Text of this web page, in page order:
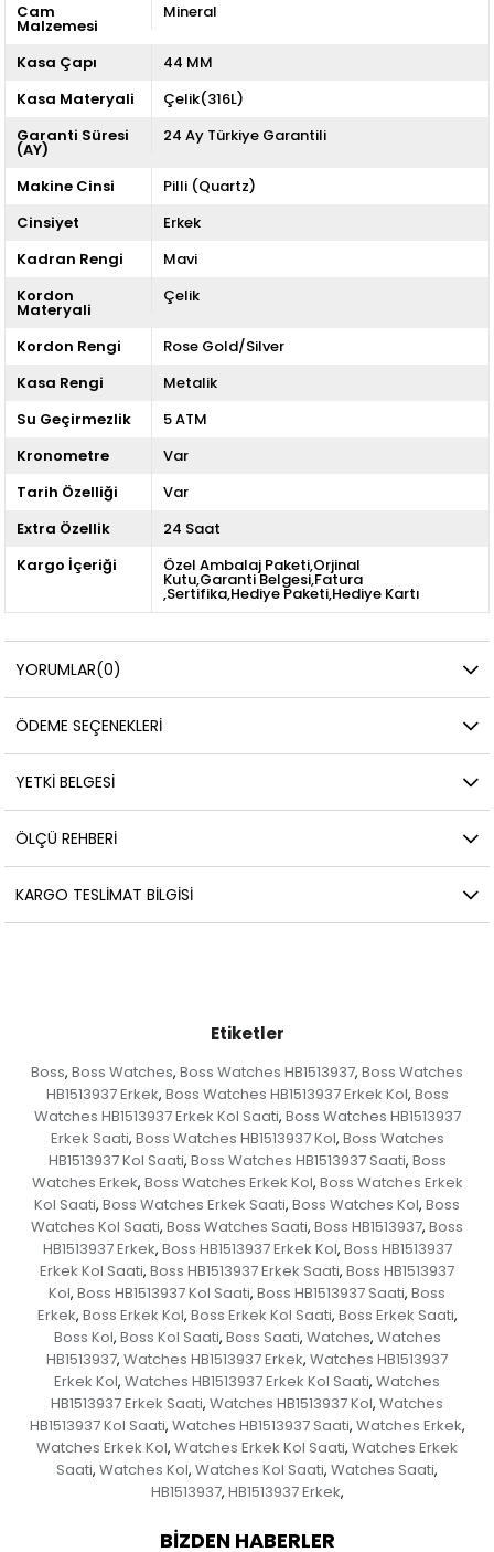
Cam
Malzemesi
Mineral
Kasa Çapı
44 MM
Kasa Materyali
Çelik(316L)
Garanti Süresi
(AY)
24 Ay Türkiye Garantili
Makine Cinsi
Pilli (Quartz)
Cinsiyet
Erkek
Kadran Rengi
Mavi
Kordon
Materyali
Çelik
Kordon Rengi
Rose Gold/Silver
Kasa Rengi
Metalik
Su Geçirmezlik
5 ATM
Kronometre
Var
Tarih Özelliği
Var
Extra Özellik
24 Saat
Kargo İçeriği
Özel Ambalaj Paketi,Orjinal
Kutu,Garanti Belgesi,Fatura
,Sertifika,Hediye Paketi,Hediye Kartı
YORUMLAR(0)
ÖDEME SEÇENEKLERI
YETKİ BELGESİ
ÖLÇÜ REHBERI
KARGO TESLIMAT BILGISI
Etiketler
Boss, Boss Watches, Boss Watches HB1513937, Boss Watches
HB1513937 Erkek, Boss Watches HB1513937 Erkek Kol, Boss
Watches HB1513937 Erkek Kol Saati, Boss Watches HB1513937
Erkek Saati, Boss Watches HB1513937 Kol, Boss Watches
HB1513937 Kol Saati, Boss Watches HB1513937 Saati, Boss
Watches Erkek, Boss Watches Erkek Kol, Boss Watches Erkek
Kol Saati, Boss Watches Erkek Saati, Boss Watches Kol, Boss
Watches Kol Saati, Boss Watches Saati, Boss HB1513937, Boss
HB1513937 Erkek, Boss HB1513937 Erkek Kol, Boss HB1513937
Erkek Kol Saati, Boss HB1513937 Erkek Saati, Boss HB1513937
Kol, Boss HB1513937 Kol Saati, Boss HB1513937 Saati, Boss
Erkek, Boss Erkek Kol, Boss Erkek Kol Saati, Boss Erkek Saati,
Boss Kol, Boss Kol Saati, Boss Saati, Watches, Watches
HB1513937, Watches HB1513937 Erkek, Watches HB1513937
Erkek Kol, Watches HB1513937 Erkek Kol Saati, Watches
HB1513937 Erkek Saati, Watches HB1513937 Kol, Watches
HB1513937 Kol Saati, Watches HB1513937 Saati, Watches Erkek,
Watches Erkek Kol, Watches Erkek Kol Saati, Watches Erkek
Saati, Watches Kol, Watches Kol Saati, Watches Saati,
HB1513937, HB1513937 Erkek,
BIZDEN HABERLER